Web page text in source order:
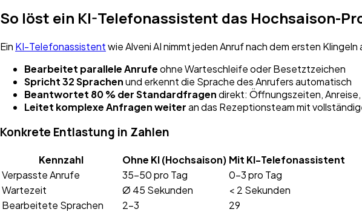
So löst ein KI-Telefonassistent das Hochsaison-
Ein KI-Telefonassistentwie Alveni AI nimmt jeden Anruf nach dem ersten
Bearbeitet parallele Anrufeohne Warteschleife oder Besetztzeichen
Spricht 32 Sprachenund erkennt die Sprache des Anrufers automatisch
Beantwortet 80 % der Standardfragendirekt: Öffnungszeiten,
Leitet komplexe Anfragen weiteran das Rezeptionsteam mit
Konkrete Entlastung in Zahlen
Kennzahl Ohne KI (Hochsaison) Mit KI-Telefonassistent
Verpasste Anrufe
35–50 pro Tag
0–3 pro Tag
Wartezeit
Ø 45 Sekunden
< 2 Sekunden
Bearbeitete Sprachen
2–3
29